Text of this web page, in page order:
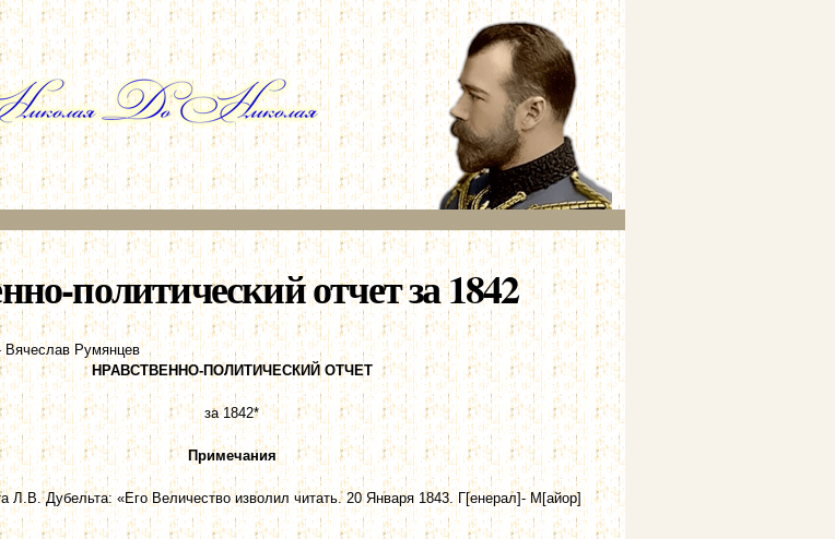
Перейти к
основному
содержанию
политический отчет за 1842
Вячеслав Румянцев
НРАВСТВЕННО-ПОЛИТИЧЕСКИЙ ОТЧЕТ
за 1842*
Примечания
Л.В. Дубельта: «Его Величество изволил читать. 20 Января 1843. Г[енерал]- М[айор]